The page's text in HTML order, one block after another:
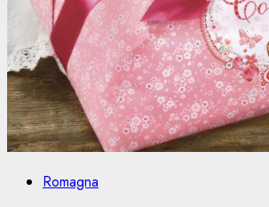
Romagna